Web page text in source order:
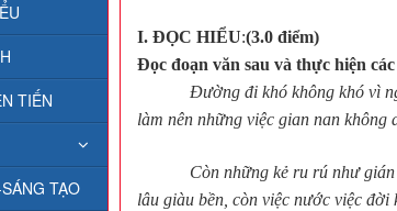
I.ĐỌC HIỂU:(3.0 điểm)
Đọc đoạn văn sau và thực hiện
Đường đi khó không khó vì
làm nên những việc gian nan
Còn những kẻ ru rú như gián
lâu giàu bền, còn việc nước việc đời
TIẾN
TẠO